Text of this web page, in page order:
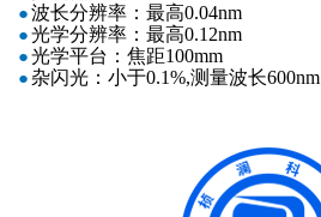
●波长分辨率：最高0.04nm
●光学分辨率：最高0.12nm
●光学平台：焦距100mm
●杂闪光：小于0.1%,测量波长600nm